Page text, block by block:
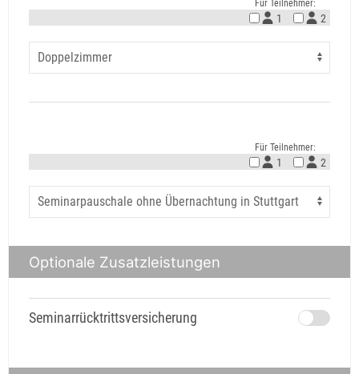
Für Teilnehmer:
1 2
Für Teilnehmer:
1 2
Optionale Zusatzleistungen
Seminarrücktrittsversicherung